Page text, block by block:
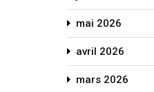
mai 2026
avril 2026
mars 2026